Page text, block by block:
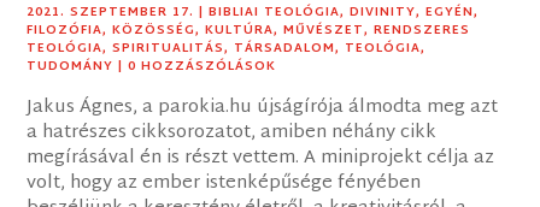
2021. SZEPTEMBER 17. |BIBLIAI TEOLÓGIA,DIVINITY,EGYÉN,
FILOZÓFIA,KÖZÖSSÉG,KULTÚRA,MŰVÉSZET,RENDSZERES
TEOLÓGIA,SPIRITUALITÁS, TÁRSADALOM, TEOLÓGIA,
TUDOMÁNY | 0 HOZZÁSZÓLÁSOK
Jakus Ágnes, a parokia.hu újságírója álmodta meg azt
a hatrészes cikksorozatot, amiben néhány cikk
megírásával én is részt vettem. A miniprojekt célja az
volt, hogy az ember istenképűsége fényében